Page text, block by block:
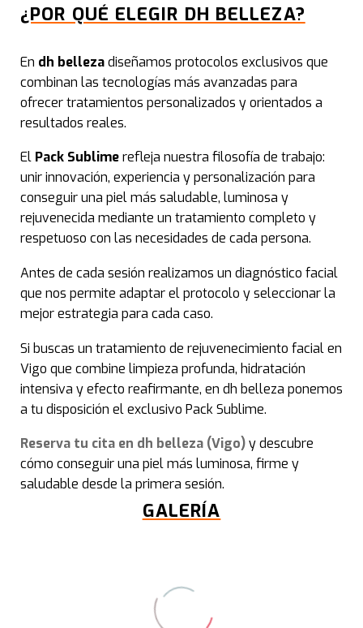
¿POR QUÉ ELEGIR DH BELLEZA?
En dh bellezadiseñamos protocolos exclusivos que
combinan las tecnologías más avanzadas para
ofrecer tratamientos personalizados y orientados a
resultados reales.
El Pack Sublimerefleja nuestra filosofía de trabajo:
unir innovación, experiencia y personalización para
conseguir una piel más saludable, luminosa y
rejuvenecida mediante un tratamiento completo y
respetuoso con las necesidades de cada persona.
Antes de cada sesión realizamos un diagnóstico facial
que nos permite adaptar el protocolo y seleccionar la
mejor estrategia para cada caso.
Si buscas un tratamiento de rejuvenecimiento facial en
Vigo que combine limpieza profunda, hidratación
intensiva y efecto reafirmante, en dh belleza ponemos
a tu disposición el exclusivo Pack Sublime.
Reserva tu cita en dh belleza (Vigo)y descubre
cómo conseguir una piel más luminosa, firme y
saludable desde la primera sesión.
GALERÍA